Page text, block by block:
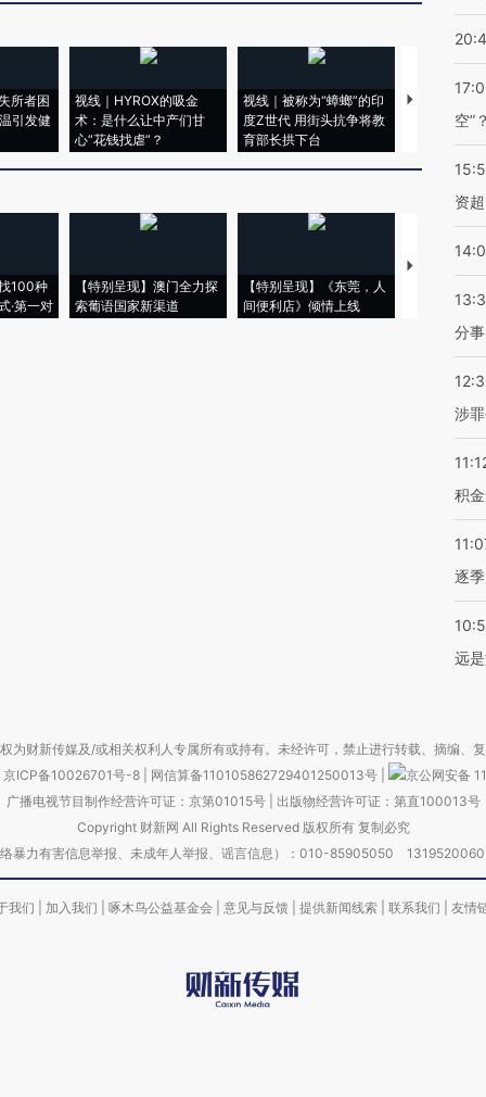
所者困
引发健
视线｜HYROX的吸金
术：是什么让中产们甘
心“花钱找虐”？
视线｜被称为“蟑螂”的印
度Z世代 用街头抗争将教
育部长拱下台
视线｜“入侵
机”？难民
100种
·第一对
【特别呈现】澳门全力探
索葡语国家新渠道
【特别呈现】《东莞，人
间便利店》倾情上线
【推广】走
空”
资
分
涉
积
逐
远
为财新传媒及/或相关权利人专属所有或持有。未经许可，禁止进行转载、摘编、
京ICP备10026701号-8
网信算备110105862729401250013号
京公网安备
广播电视节目制作经营许可证：京第01015号| 出版物经营许可证：第直100013号
Copyright 财新网 All Rights Reserved 版权所有 复制必究
暴力有害信息举报、未成年人举报、谣言信息）：010-85905050
我们 加入我们 啄木鸟公益基金会 意见与反馈 提供新闻线索 联系我们 友情